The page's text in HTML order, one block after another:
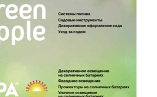
НОВОГОДНЕЕ ОСВЕЩЕНИЕ
ПАЯЛЬНОЕ ОБОРУДОВАНИЕ